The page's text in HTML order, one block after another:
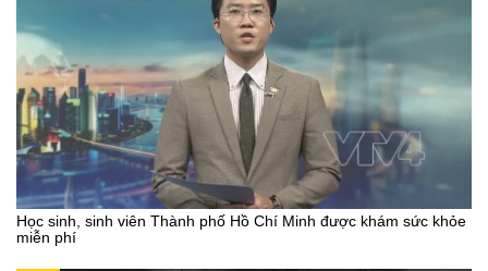
Học sinh, sinh viên Thành phố Hồ Chí Minh được khám sức khỏe
miễn phí